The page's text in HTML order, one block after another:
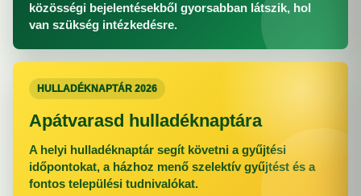
közösségi bejelentésekből gyorsabban látszik, hol
van szükség intézkedésre.
HULLADÉKNAPTÁR 2026
Apátvarasd hulladéknaptára
A helyi hulladéknaptár segít követni a gyűjtési
időpontokat, a házhoz menő szelektív gyűjtést és a
fontos települési tudnivalókat.